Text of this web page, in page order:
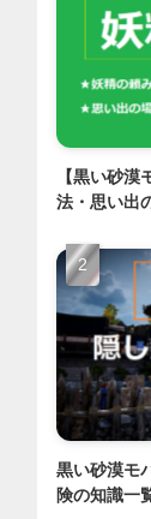
【黒い砂
法・思い出
黒い砂漠モ
険の知識一